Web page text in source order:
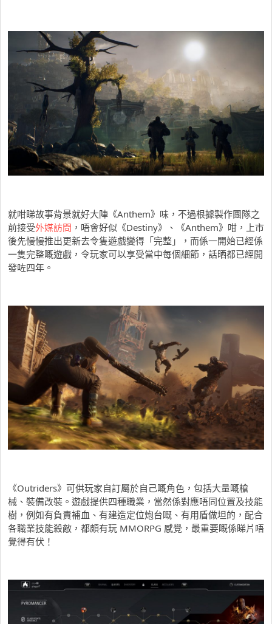
就咁睇故事背景就好大陣《Anthem》味，不過根據製作團隊之
前接受外媒訪問 ，唔會好似《Destiny》、《Anthem》咁，上市
後先慢慢推出更新去令隻遊戲變得「完整」，而係一開始已經係
一隻完整嘅遊戲，令玩家可以享受當中每個細節，話晒都已經開
發咗四年。
《Outriders》可供玩家自訂屬於自己嘅角色，包括大量嘅槍
械、裝備改裝。遊戲提供四種職業，當然係對應唔同位置及技能
樹，例如有負責補血、有建造定位炮台嘅、有用盾做坦的，配合
各職業技能殺敵，都頗有玩 MMORPG 感覺，最重要嘅係睇片唔
覺得有伏！